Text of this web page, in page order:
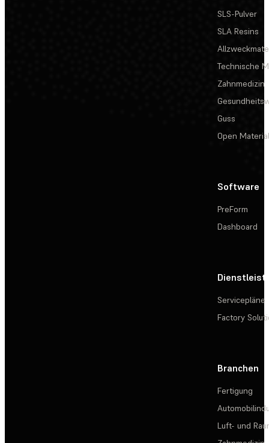
SLS-Pulver
SLA Resins
Technische
Zahnmedizin
Guss
Open
Software
PreForm
Dashboard
Servicepläne
Factory
Branchen
Fertigung
Luft- und